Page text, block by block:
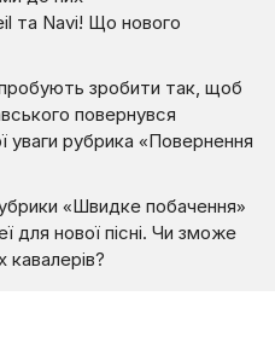
та Navi! Що нового
зробити так, щоб
повернувся
рубрика «Повернення
«Швидке побачення»
для нової пісні. Чи зможе
кавалерів?